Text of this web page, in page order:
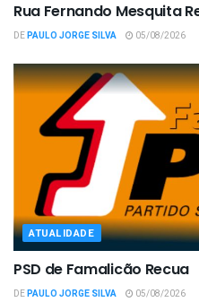
Rua Fernando Mesquita
DEPAULO JORGE SILVA 05/08/2026
ATUALIDADE
PSD de Famalicão Recua
DEPAULO JORGE SILVA 05/08/2026